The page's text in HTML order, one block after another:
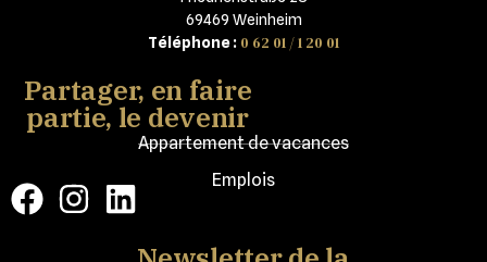
69469 Weinheim
Téléphone : 0 62 01 / 1 20 01
Partager, en faire
partie, le devenir
Appartement de vacances
Emplois